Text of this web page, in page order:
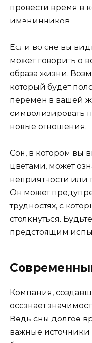
провести время в
именинников.
Если во сне вы
может говорить о
образа жизни.
который будет
перемен в вашей
символизировать
новые отношения.
Сон, в котором вы
цветами, может
неприятности или
Он может
трудностях, с
столкнуться.
предстоящим
Компания,
осознает
Ведь сны долгое
важные